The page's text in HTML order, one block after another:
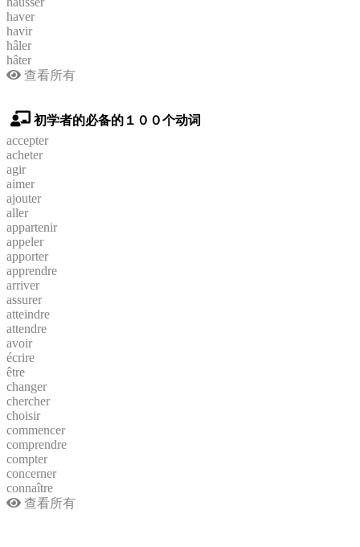
haver
havir
hâler
hâter
查看所有
初学者的必备的１００个动词
accepter
acheter
agir
aimer
ajouter
aller
appartenir
appeler
apporter
apprendre
arriver
assurer
atteindre
attendre
avoir
écrire
être
changer
chercher
choisir
commencer
comprendre
compter
concerner
connaître
查看所有